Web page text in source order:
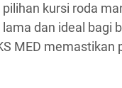
kursi roda
dan ideal
MED